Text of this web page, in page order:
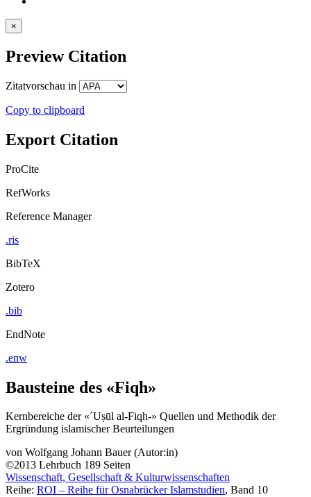
×
Preview Citation
Zitatvorschau in
Copy to clipboard
Export Citation
ProCite
RefWorks
Reference Manager
.ris
BibTeX
Zotero
.bib
EndNote
.enw
Bausteine des «Fiqh»
Kernbereiche der «´Uṣūl al-Fiqh-» Quellen und Methodik der
Ergründung islamischer Beurteilungen
von Wolfgang Johann Bauer (Autor:in)
©2013 Lehrbuch 189 Seiten
Wissenschaft, Gesellschaft & Kulturwissenschaften
Reihe: ROI – Reihe für Osnabrücker Islamstudien, Band 10